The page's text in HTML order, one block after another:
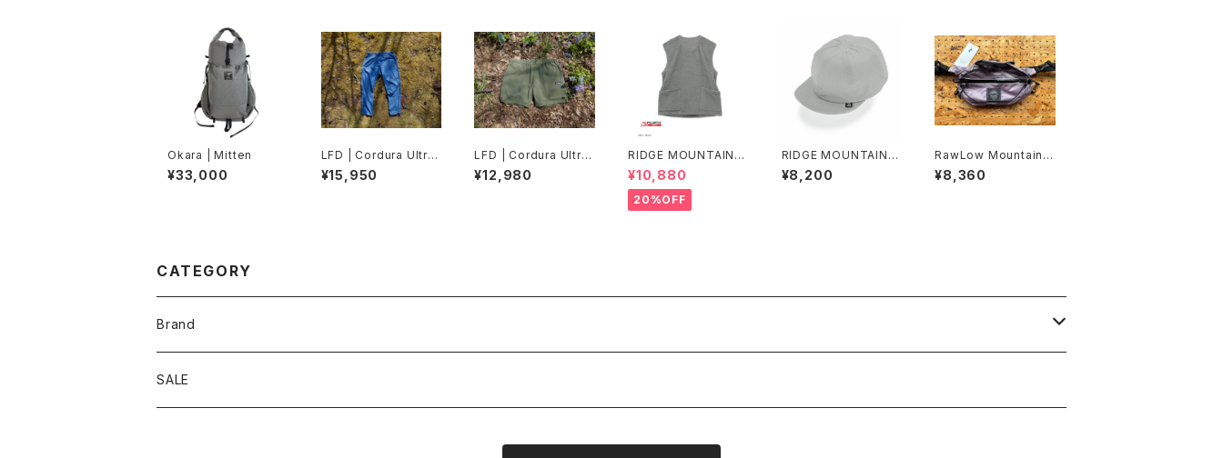
Okara | Mitten
¥33,000
LFD | Cordura Ultra
Light Easy Pant
¥15,950
LFD | Cordura Ultral
ight Easy Shorts
¥12,980
RIDGE MOUNTAIN G
EAR | Alpha Booster
Vest
¥10,880
20%OFF
RIDGE MOUNTAIN G
EAR | Basic Cap NT
Extra 2026
¥8,200
RawLow Mountain
Works | Nuts Pack
¥8,360
CATEGORY
Brand
アソビビト
SALE